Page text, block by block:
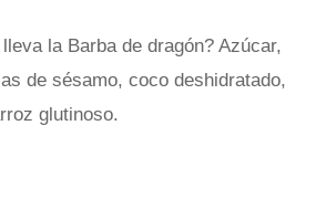
la Barba de dragón? Azúcar,
de sésamo, coco deshidratado,
glutinoso.